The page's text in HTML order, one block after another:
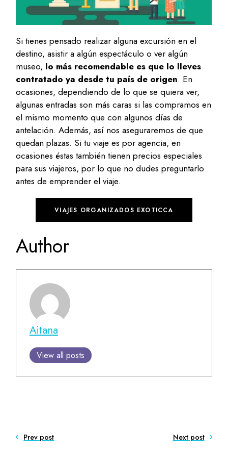
Si tienes pensado realizar alguna excursión en el
destino, asistir a algún espectáculo o ver algún
museo, lo más recomendable es que lo lleves
contratado ya desde tu país de origen. En
ocasiones, dependiendo de lo que se quiera ver,
algunas entradas son más caras si las compramos en
el mismo momento que con algunos días de
antelación. Además, así nos aseguraremos de que
quedan plazas. Si tu viaje es por agencia, en
ocasiones éstas también tienen precios especiales
para sus viajeros, por lo que no dudes preguntarlo
antes de emprender el viaje.
VIAJES ORGANIZADOS EXOTICCA
Author
Aitana
View all posts
Prev post Next post